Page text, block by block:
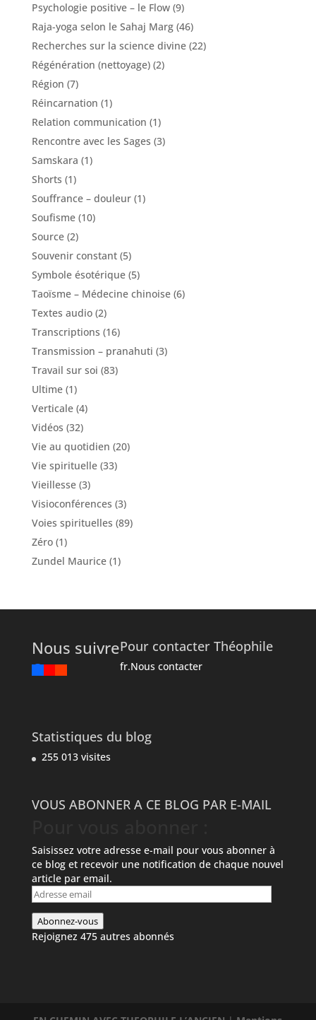
Psychologie positive – le Flow(9)
Raja-yoga selon le Sahaj Marg(46)
Recherches sur la science divine(22)
Régénération (nettoyage)(2)
Région (7)
Réincarnation (1)
Relation communication (1)
Rencontre avec les Sages (3)
Samskara (1)
Shorts (1)
Souffrance – douleur(1)
Soufisme(10)
Source(2)
Souvenir constant(5)
Symbole ésotérique(5)
Taoïsme – Médecine chinoise(6)
Textes audio(2)
Transcriptions (16)
Transmission – pranahuti (3)
Travail sur soi (83)
Ultime(1)
Verticale(4)
Vidéos (32)
Vie au quotidien (20)
Vie spirituelle(33)
Vieillesse(3)
Visioconférences (3)
Voies spirituelles (89)
Zéro(1)
Zundel Maurice(1)
Nous suivrePour contacter Théophile
fr.Nous contacter
Statistiques du blog
255 013 visites
VOUS ABONNER A CE BLOG PAR E-MAIL
Saisissez votre adresse e-mail pour vous abonner à
ce blog et recevoir une notification de chaque nouvel
article par email.
Adresse
email
Abonnez-vous
Rejoignez 475 autres abonnés